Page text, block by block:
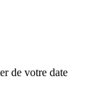
de votre date